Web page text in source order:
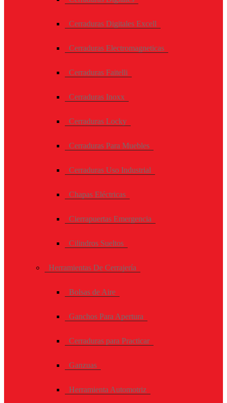
Cerraduras Digitales Excell
Cerraduras Electromagneticas
Cerraduras Faitelli
Cerraduras Inoxx
Cerraduras Locky
Cerraduras Para Muebles
Cerraduras Uso Industrial
Chapas Eléctricas
Cierrapuertas Emergencia
Cilindros Sueltos
Herramientas De Cerrajería
Bolsas de Aire
Ganchos Para Apertura
Cerraduras para Practicar
Ganzuas
Herramienta Automotriz